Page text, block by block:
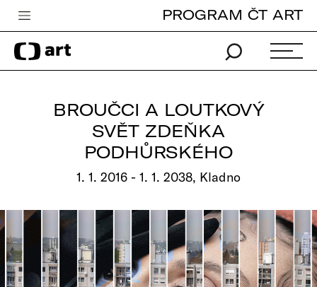
Česká televize
Zpravodajství
edu
Vše o ČT
PROGRAM ČT ART
BROUČCI A LOUTKOVÝ
SVĚT ZDEŇKA
PODHŮRSKÉHO
1. 1. 2016 - 1. 1. 2038, Kladno